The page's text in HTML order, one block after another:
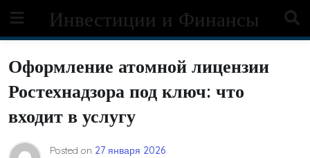
content
Инвестиции и Финансы
Оформление атомной лицензии
Ростехнадзора под ключ: что
входит в услугу
Posted on 27 января 2026